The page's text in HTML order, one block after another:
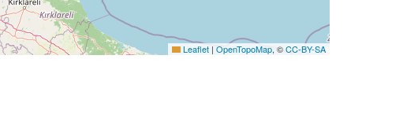
Leaflet | OpenTopoMap, ©CC-BY-SA